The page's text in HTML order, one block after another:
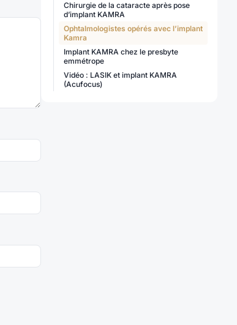
Chirurgie de la cataracte après pose
d’implant KAMRA
Ophtalmologistes opérés avec l’implant
Kamra
Implant KAMRA chez le presbyte
emmétrope
Vidéo : LASIK et implant KAMRA
(Acufocus)